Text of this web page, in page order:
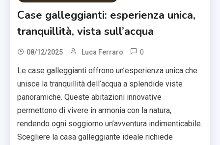
Case galleggianti: esperienza unica,
tranquillità, vista sull’acqua
08/12/2025 Luca Ferraro 0
Le case galleggianti offrono un’esperienza unica che
unisce la tranquillità dell’acqua a splendide viste
panoramiche. Queste abitazioni innovative
permettono di vivere in armonia con la natura,
rendendo ogni soggiorno un’avventura indimenticabile.
Scegliere la casa galleggiante ideale richiede